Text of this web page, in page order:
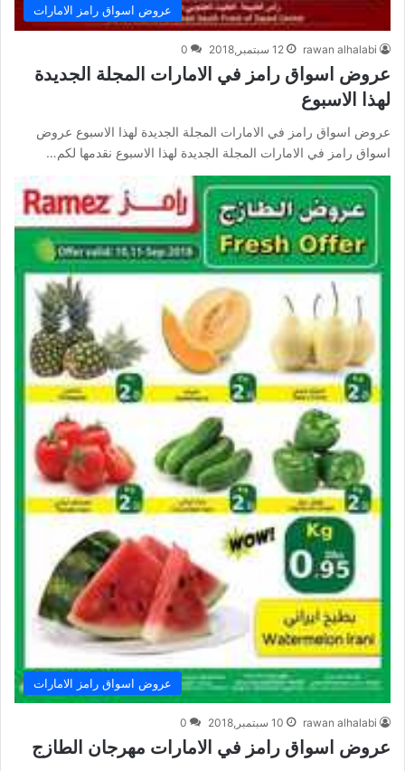
عروض اسواق رامز الامارات
rawan alhalabi 12 سبتمبر,2018 0
عروض اسواق رامز في الامارات المجلة الجديدة
لهذا الاسبوع
عروض اسواق رامز في الامارات المجلة الجديدة لهذا الاسبوع عروض
اسواق رامز في الامارات المجلة الجديدة لهذا الاسبوع نقدمها لكم…
عروض اسواق رامز الامارات
rawan alhalabi 10 سبتمبر,2018 0
عروض اسواق رامز في الامارات مهرجان الطازج